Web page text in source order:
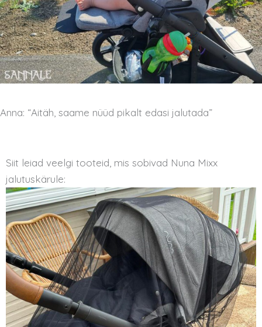
Anna: “Aitäh, saame nüüd pikalt edasi jalutada”
Siit leiad veelgi tooteid, mis sobivad Nuna Mixx
jalutuskärule: